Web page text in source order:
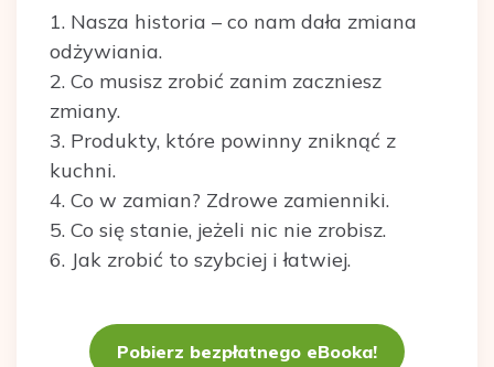
1. Nasza historia – co nam dała zmiana
odżywiania.
2. Co musisz zrobić zanim zaczniesz
zmiany.
3. Produkty, które powinny zniknąć z
kuchni.
4. Co w zamian? Zdrowe zamienniki.
5. Co się stanie, jeżeli nic nie zrobisz.
6. Jak zrobić to szybciej i łatwiej.
Pobierz bezpłatnego eBooka!